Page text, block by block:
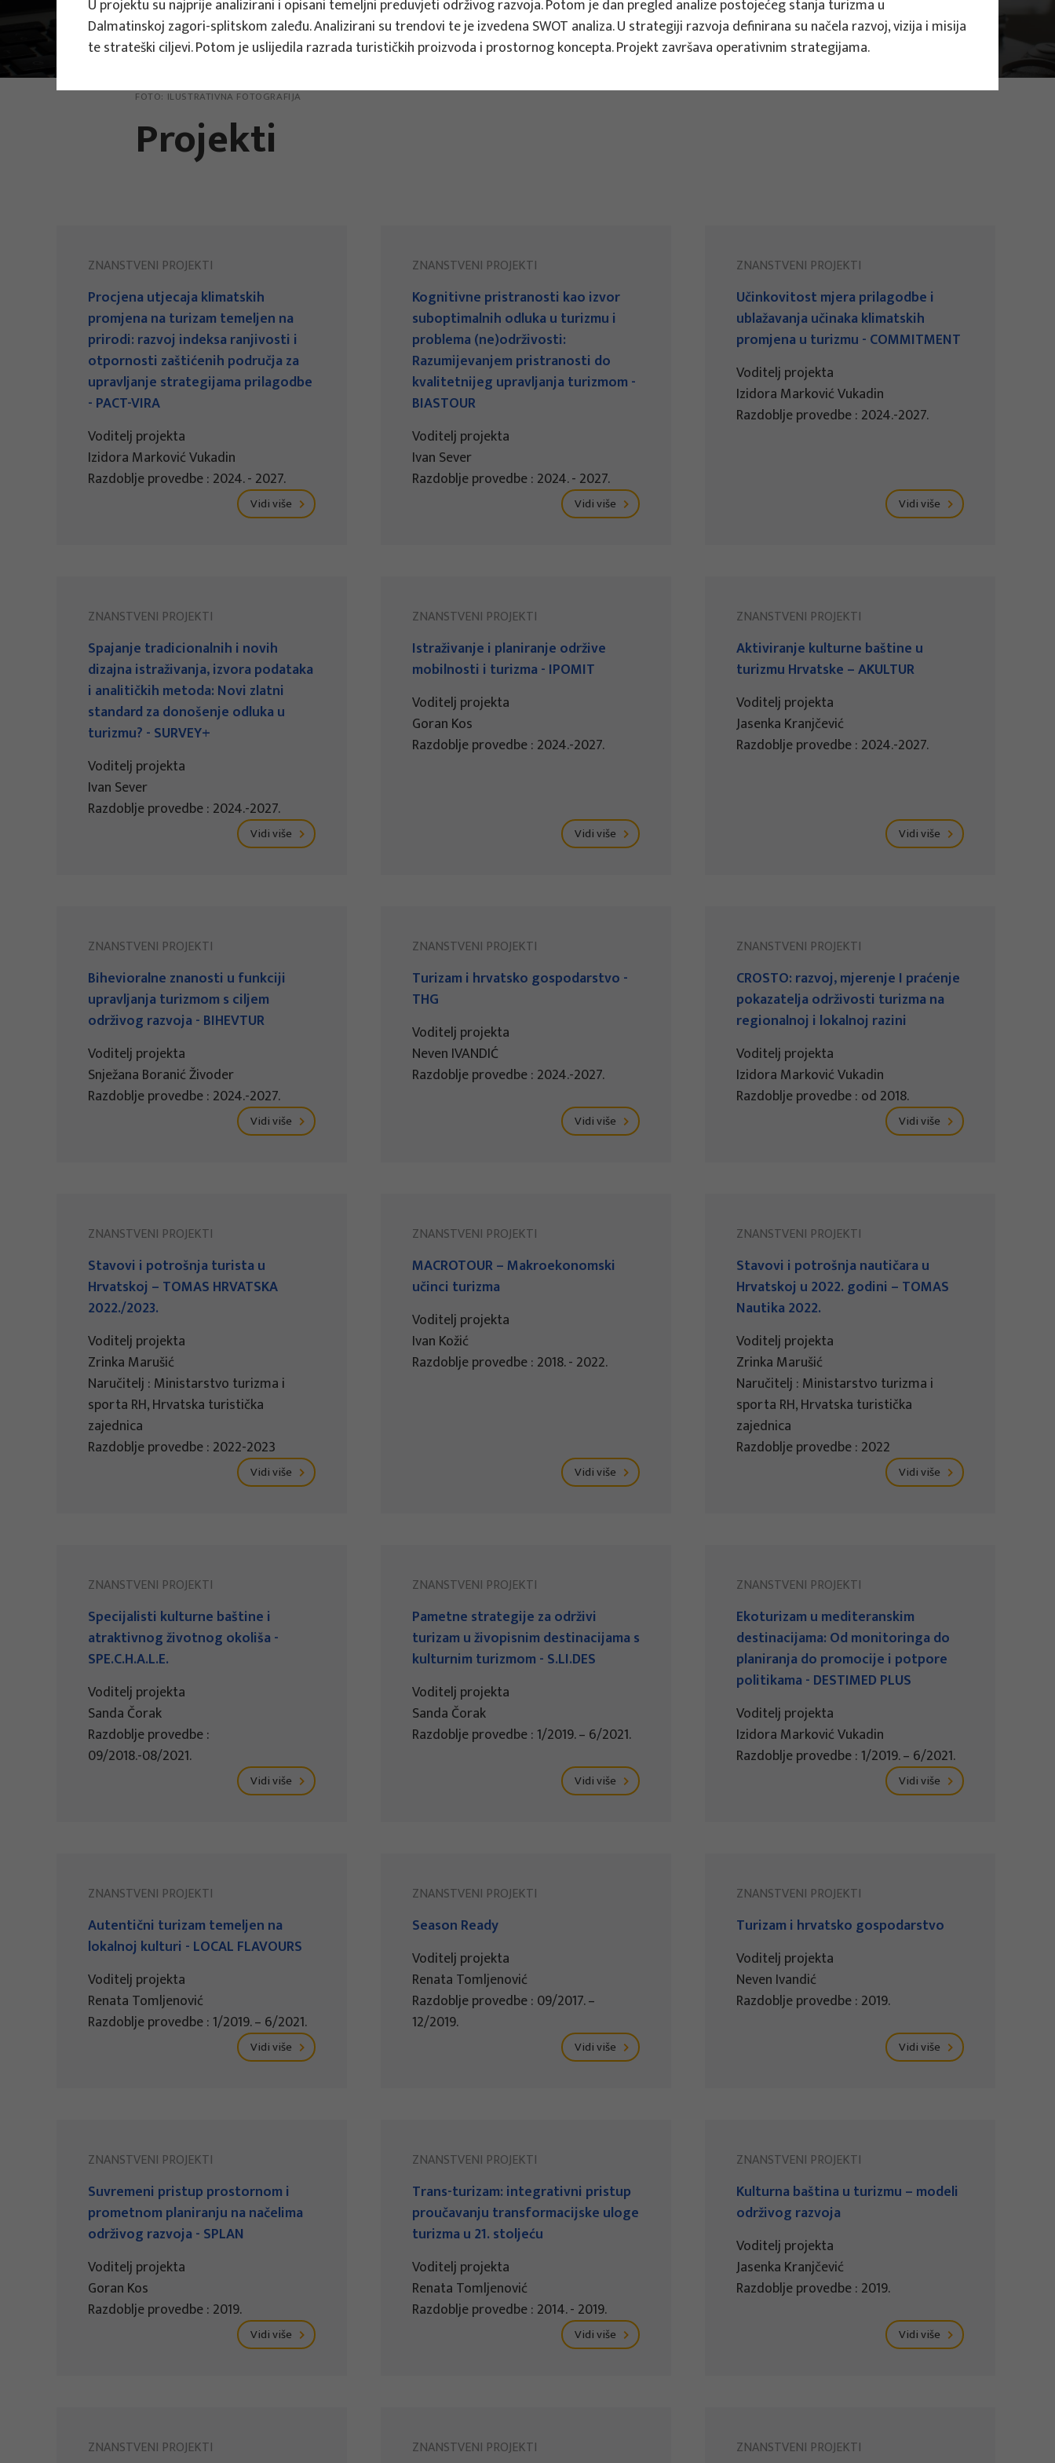
Projekti Znanstveni projekti
FOTO: ILUSTRATIVNA FOTOGRAFIJA
Projekti
ZNANSTVENI PROJEKTI
Procjena utjecaja klimatskih
promjena na turizam temeljen na
prirodi: razvoj indeksa ranjivosti i
otpornosti zaštićenih područja za
upravljanje strategijama prilagodbe
- PACT-VIRA
Voditelj projekta
Izidora Marković Vukadin
Razdoblje provedbe : 2024. - 2027.
Vidi više
ZNANSTVENI PROJEKTI
Kognitivne pristranosti kao izvor
suboptimalnih odluka u turizmu i
problema (ne)održivosti:
Razumijevanjem pristranosti do
kvalitetnijeg upravljanja turizmom -
BIASTOUR
Voditelj projekta
Ivan Sever
Razdoblje provedbe : 2024. - 2027.
Vidi više
ZNANSTVENI PROJEKTI
Učinkovitost mjera prilagodbe i
ublažavanja učinaka klimatskih
promjena u turizmu - COMMITMENT
Voditelj projekta
Izidora Marković Vukadin
Razdoblje provedbe : 2024.-2027.
Vidi više
ZNANSTVENI PROJEKTI
Spajanje tradicionalnih i novih
dizajna istraživanja, izvora podataka
i analitičkih metoda: Novi zlatni
standard za donošenje odluka u
turizmu? - SURVEY+
Voditelj projekta
Ivan Sever
Razdoblje provedbe : 2024.-2027.
Vidi više
ZNANSTVENI PROJEKTI
Istraživanje i planiranje održive
mobilnosti i turizma - IPOMIT
Voditelj projekta
Goran Kos
Razdoblje provedbe : 2024.-2027.
Vidi više
ZNANSTVENI PROJEKTI
Aktiviranje kulturne baštine u
turizmu Hrvatske – AKULTUR
Voditelj projekta
Jasenka Kranjčević
Razdoblje provedbe : 2024.-2027.
Vidi više
ZNANSTVENI PROJEKTI
Bihevioralne znanosti u funkciji
upravljanja turizmom s ciljem
održivog razvoja - BIHEVTUR
Voditelj projekta
Snježana Boranić Živoder
Razdoblje provedbe : 2024.-2027.
Vidi više
ZNANSTVENI PROJEKTI
Turizam i hrvatsko gospodarstvo -
THG
Voditelj projekta
Neven IVANDIĆ
Razdoblje provedbe : 2024.-2027.
Vidi više
ZNANSTVENI PROJEKTI
CROSTO: razvoj, mjerenje I praćenje
pokazatelja održivosti turizma na
regionalnoj i lokalnoj razini
Voditelj projekta
Izidora Marković Vukadin
Razdoblje provedbe : od 2018.
Vidi više
ZNANSTVENI PROJEKTI
Stavovi i potrošnja turista u
Hrvatskoj – TOMAS HRVATSKA
2022./2023.
Voditelj projekta
Zrinka Marušić
Naručitelj : Ministarstvo turizma i
sporta RH, Hrvatska turistička
zajednica
Razdoblje provedbe : 2022-2023
Vidi više
ZNANSTVENI PROJEKTI
MACROTOUR – Makroekonomski
učinci turizma
Voditelj projekta
Ivan Kožić
Razdoblje provedbe : 2018. - 2022.
Vidi više
ZNANSTVENI PROJEKTI
Stavovi i potrošnja nautičara u
Hrvatskoj u 2022. godini – TOMAS
Nautika 2022.
Voditelj projekta
Zrinka Marušić
Naručitelj : Ministarstvo turizma i
sporta RH, Hrvatska turistička
zajednica
Razdoblje provedbe : 2022
Vidi više
ZNANSTVENI PROJEKTI
Specijalisti kulturne baštine i
atraktivnog životnog okoliša -
SPE.C.H.A.L.E.
Voditelj projekta
Sanda Čorak
Razdoblje provedbe :
09/2018.-08/2021.
Vidi više
ZNANSTVENI PROJEKTI
Pametne strategije za održivi
turizam u živopisnim destinacijama s
kulturnim turizmom - S.LI.DES
Voditelj projekta
Sanda Čorak
Razdoblje provedbe : 1/2019. – 6/2021.
Vidi više
ZNANSTVENI PROJEKTI
Ekoturizam u mediteranskim
destinacijama: Od monitoringa do
planiranja do promocije i potpore
politikama - DESTIMED PLUS
Voditelj projekta
Izidora Marković Vukadin
Razdoblje provedbe : 1/2019. – 6/2021.
Vidi više
ZNANSTVENI PROJEKTI
Autentični turizam temeljen na
lokalnoj kulturi - LOCAL FLAVOURS
Voditelj projekta
Renata Tomljenović
Razdoblje provedbe : 1/2019. – 6/2021.
Vidi više
ZNANSTVENI PROJEKTI
Season Ready
Voditelj projekta
Renata Tomljenović
Razdoblje provedbe : 09/2017. –
12/2019.
Vidi više
ZNANSTVENI PROJEKTI
Turizam i hrvatsko gospodarstvo
Voditelj projekta
Neven Ivandić
Razdoblje provedbe : 2019.
Vidi više
ZNANSTVENI PROJEKTI
Suvremeni pristup prostornom i
prometnom planiranju na načelima
održivog razvoja - SPLAN
Voditelj projekta
Goran Kos
Razdoblje provedbe : 2019.
Vidi više
ZNANSTVENI PROJEKTI
Trans-turizam: integrativni pristup
proučavanju transformacijske uloge
turizma u 21. stoljeću
Voditelj projekta
Renata Tomljenović
Razdoblje provedbe : 2014. - 2019.
Vidi više
ZNANSTVENI PROJEKTI
Kulturna baština u turizmu – modeli
održivog razvoja
Voditelj projekta
Jasenka Kranjčević
Razdoblje provedbe : 2019.
Vidi više
ZNANSTVENI PROJEKTI ZNANSTVENI PROJEKTI ZNANSTVENI PROJEKTI
U projektu su najprije analizirani i opisani temeljni preduvjeti održivog razvoja. Potom je dan pregled analize postojećeg stanja turizma u
Dalmatinskoj zagori-splitskom zaleđu. Analizirani su trendovi te je izvedena SWOT analiza. U strategiji razvoja definirana su načela razvoj, vizija i misija
te strateški ciljevi. Potom je uslijedila razrada turističkih proizvoda i prostornog koncepta. Projekt završava operativnim strategijama.